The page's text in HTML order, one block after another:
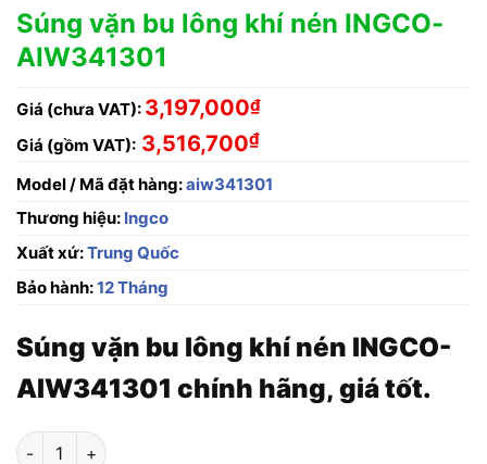
Súng vặn bu lông khí nén INGCO-
AIW341301
Giá (chưa VAT): 3,197,000₫
Giá (gồm VAT): 3,516,700₫
Model / Mã đặt hàng:aiw341301
Thương hiệu: Ingco
Xuất xứ:Trung Quốc
Bảo hành:12 Tháng
Súng vặn bu lông khí nén INGCO-
AIW341301 chính hãng, giá tốt.
Súng vặn bu lông khí nén INGCO-AIW341301 số lượng